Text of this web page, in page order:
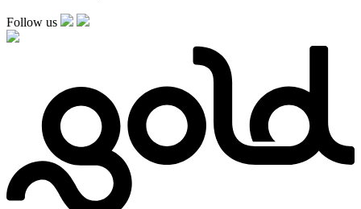
Follow us